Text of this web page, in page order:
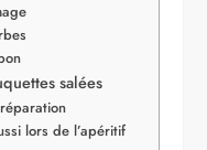
salées
lors de l’apéritif